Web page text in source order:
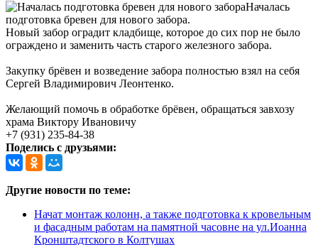
Началась
подготовка бревен для нового забора.
Новый забор оградит кладбище, которое до сих пор не было
ограждено и заменить часть старого железного забора.
Закупку брёвен и возведение забора полностью взял на себя
Сергей Владимирович Леонтенко.
Желающий помочь в обработке брёвен, обращаться завхозу
храма Виктору Ивановичу
+7 (931) 235-84-38
Поделись с друзьями:
Другие новости по теме:
Начат монтаж колонн, а также подготовка к кровельным
и фасадным работам на памятной часовне на ул.Иоанна
Кронштадтского в Колтушах